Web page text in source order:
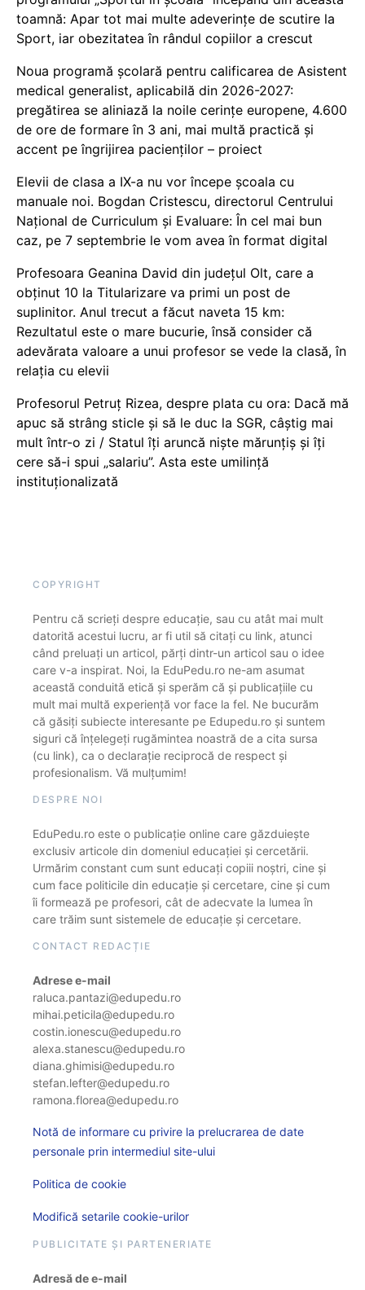
toamnă: Apar tot mai multe adeverințe de scutire la
Sport, iar obezitatea în rândul copiilor a crescut
Noua programă școlară pentru calificarea de Asistent
medical generalist, aplicabilă din 2026-2027:
pregătirea se aliniază la noile cerințe europene, 4.600
de ore de formare în 3 ani, mai multă practică și
accent pe îngrijirea pacienților – proiect
Elevii de clasa a IX-a nu vor începe școala cu
manuale noi. Bogdan Cristescu, directorul Centrului
Național de Curriculum și Evaluare: În cel mai bun
caz, pe 7 septembrie le vom avea în format digital
Profesoara Geanina David din județul Olt, care a
obținut 10 la Titularizare va primi un post de
suplinitor. Anul trecut a făcut naveta 15 km:
Rezultatul este o mare bucurie, însă consider că
adevărata valoare a unui profesor se vede la clasă, în
relația cu elevii
Profesorul Petruț Rizea, despre plata cu ora: Dacă mă
apuc să strâng sticle și să le duc la SGR, câștig mai
mult într-o zi / Statul îți aruncă niște mărunțiș și îți
cere să-i spui „salariu”. Asta este umilință
instituționalizată
COPYRIGHT
Pentru că scrieți despre educație, sau cu atât mai mult
datorită acestui lucru, ar fi util să citați cu link, atunci
când preluați un articol, părți dintr-un articol sau o idee
care v-a inspirat. Noi, la EduPedu.ro ne-am asumat
această conduită etică și sperăm că și publicațiile cu
mult mai multă experiență vor face la fel. Ne bucurăm
că găsiți subiecte interesante pe Edupedu.ro și suntem
siguri că înțelegeți rugămintea noastră de a cita sursa
(cu link), ca o declarație reciprocă de respect și
profesionalism. Vă mulțumim!
DESPRE NOI
EduPedu.ro este o publicație online care găzduiește
exclusiv articole din domeniul educației și cercetării.
Urmărim constant cum sunt educați copiii noștri, cine și
cum face politicile din educație și cercetare, cine și cum
îi formează pe profesori, cât de adecvate la lumea în
care trăim sunt sistemele de educație și cercetare.
CONTACT REDACȚIE
Adrese e-mail
raluca.pantazi@edupedu.ro
mihai.peticila@edupedu.ro
costin.ionescu@edupedu.ro
alexa.stanescu@edupedu.ro
diana.ghimisi@edupedu.ro
stefan.lefter@edupedu.ro
ramona.florea@edupedu.ro
Notă de informare cu privire la prelucrarea de date
personale prin intermediul site-ului
Politica de cookie
Modifică setarile cookie-urilor
PUBLICITATE ȘI PARTENERIATE
Adresă de e-mail